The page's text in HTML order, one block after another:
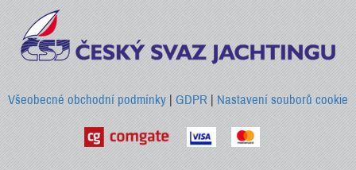
Všeobecné obchodní podmínky| GDPR |Nastavení souborů cookie